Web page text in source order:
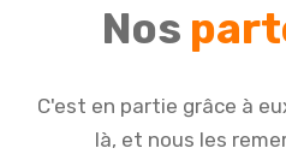
Nos
C'est en partie grâce à
là, et nous les